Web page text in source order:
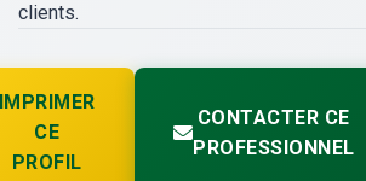
clients.
CE
PROFIL
CONTACTER CE
PROFESSIONNEL